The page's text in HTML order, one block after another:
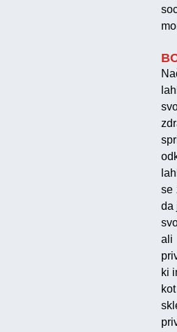
se
da
ali
ki